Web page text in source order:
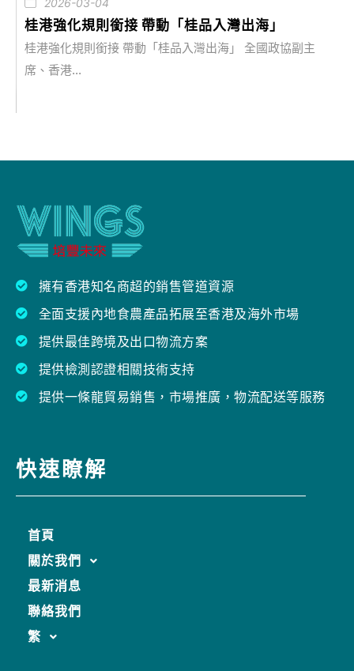
2026-03-04
桂港強化規則銜接 帶動「桂品入灣出海」
桂港強化規則銜接 帶動「桂品入灣出海」 全國政協副主
席、香港...
擁有香港知名商超的銷售管道資源
全面支援內地食農產品拓展至香港及海外市場
提供最佳跨境及出口物流方案
提供檢測認證相關技術支持
提供一條龍貿易銷售，市場推廣，物流配送等服務
快速瞭解
首頁
關於我們
最新消息
聯絡我們
繁